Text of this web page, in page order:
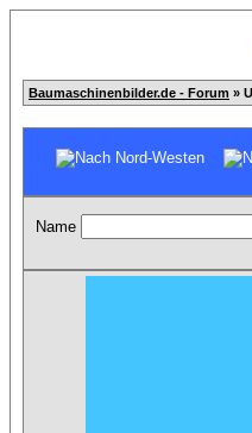
Baumaschinenbilder.de - Forum »
Name